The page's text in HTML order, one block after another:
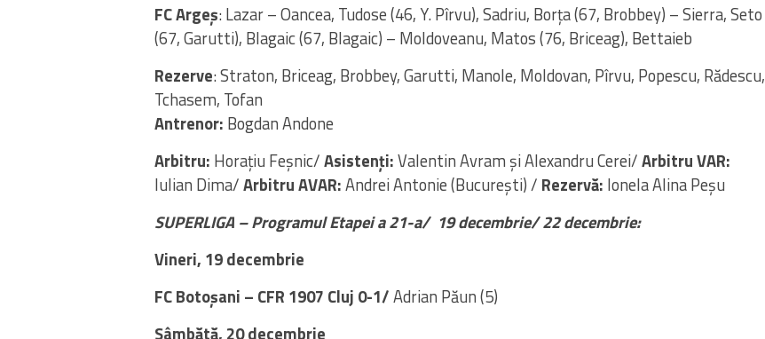
FC Argeș: Lazar – Oancea, Tudose (46, Y. Pîrvu), Sadriu, Borţa (67, Brobbey) – Sierra, Seto
(67, Garutti), Blagaic (67, Blagaic) – Moldoveanu, Matos (76, Briceag), Bettaieb
Rezerve: Straton, Briceag, Brobbey, Garutti, Manole, Moldovan, Pîrvu, Popescu, Rădescu,
Tchasem, Tofan
Antrenor: Bogdan Andone
Arbitru: Horațiu Feșnic/Asistenți:Valentin Avram și Alexandru Cerei/Arbitru VAR:
Iulian Dima/Arbitru AVAR:Andrei Antonie (București) / Rezervă: Ionela Alina Peșu
SUPERLIGA – Programul Etapei a 21-a/ 19 decembrie/ 22 decembrie:
Vineri, 19 decembrie
FC Botoșani – CFR 1907 Cluj 0-1/Adrian Păun (5)
Sâmbătă, 20 decembrie